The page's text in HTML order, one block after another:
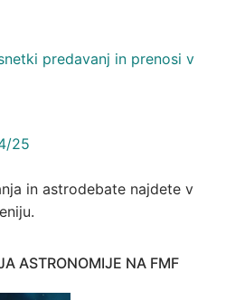
predavanj in prenosi v
25
in astrodebate najdete v
ASTRONOMIJE NA FMF